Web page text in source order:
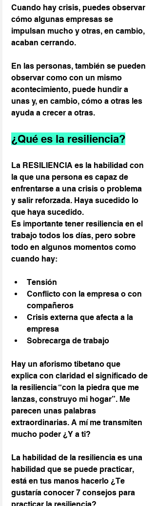
Cuando hay crisis, puedes observar
cómo algunas empresas se
impulsan mucho y otras, en cambio,
acaban cerrando.
En las personas, también se pueden
observar como con un mismo
acontecimiento, puede hundir a
unas y, en cambio, cómo a otras les
ayuda a crecer a otras.
¿Qué es la resiliencia?
La RESILIENCIA es la habilidad con
la que una persona es capaz de
enfrentarse a una crisis o problema
y salir reforzada. Haya sucedido lo
que haya sucedido.
Es importante tener resiliencia en el
trabajo todos los días, pero sobre
todo en algunos momentos como
cuando hay:
Tensión
Conflicto con la empresa o con
compañeros
Crisis externa que afecta a la
empresa
Sobrecarga de trabajo
Hay un aforismo tibetano que
explica con claridad el significado de
la resiliencia “con la piedra que me
lanzas, construyo mi hogar”. Me
parecen unas palabras
extraordinarias. A mí me transmiten
mucho poder ¿Y a ti?
La habilidad de la resiliencia es una
habilidad que se puede practicar,
está en tus manos hacerlo ¿Te
gustaría conocer 7 consejos para